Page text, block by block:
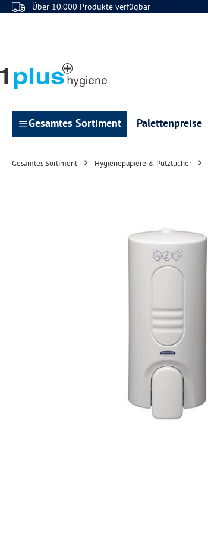
Hauptinhalt springen
Zur Suche springen
Zur Hauptnavigation springen
Über 10.000 Produkte verfügbar
Gesamtes Sortiment Palettenpreise
Gesamtes Sortiment Hygienepapiere & Putztücher